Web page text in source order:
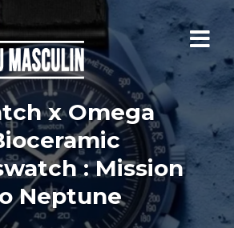
x Omega
: Mission
Neptune